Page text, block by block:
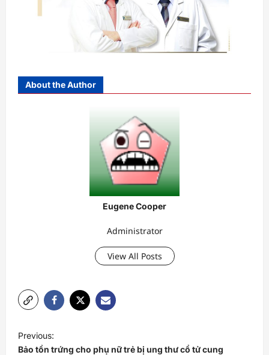
About the Author
Eugene Cooper
Administrator
View All Posts
o
Previous:
Bảo tồn trứng cho phụ nữ trẻ bị ung thư cổ tử cung